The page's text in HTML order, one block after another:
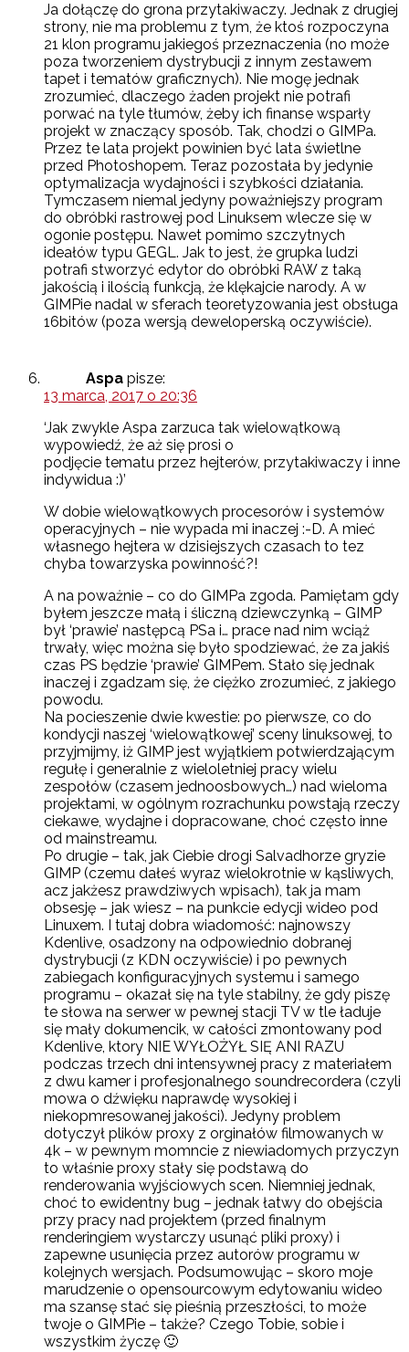
Ja dołączę do grona przytakiwaczy. Jednak z drugiej
strony, nie ma problemu z tym, że ktoś rozpoczyna
21 klon programu jakiegoś przeznaczenia (no może
poza tworzeniem dystrybucji z innym zestawem
tapet i tematów graficznych). Nie mogę jednak
zrozumieć, dlaczego żaden projekt nie potrafi
porwać na tyle tłumów, żeby ich finanse wsparły
projekt w znaczący sposób. Tak, chodzi o GIMPa.
Przez te lata projekt powinien być lata świetlne
przed Photoshopem. Teraz pozostała by jedynie
optymalizacja wydajności i szybkości działania.
Tymczasem niemal jedyny poważniejszy program
do obróbki rastrowej pod Linuksem wlecze się w
ogonie postępu. Nawet pomimo szczytnych
ideałów typu GEGL. Jak to jest, że grupka ludzi
potrafi stworzyć edytor do obróbki RAW z taką
jakością i ilością funkcją, że klękajcie narody. A w
GIMPie nadal w sferach teoretyzowania jest obsługa
16bitów (poza wersją deweloperską oczywiście).
Aspa pisze:
13 marca, 2017 o 20:36
‘Jak zwykle Aspa zarzuca tak wielowątkową
wypowiedź, że aż się prosi o
podjęcie tematu przez hejterów, przytakiwaczy i inne
indywidua :)’
W dobie wielowątkowych procesorów i systemów
operacyjnych – nie wypada mi inaczej :-D. A mieć
własnego hejtera w dzisiejszych czasach to tez
chyba towarzyska powinność?!
A na poważnie – co do GIMPa zgoda. Pamiętam gdy
byłem jeszcze małą i śliczną dziewczynką – GIMP
był ‘prawie’ następcą PSa i… prace nad nim wciąż
trwały, więc można się było spodziewać, że za jakiś
czas PS będzie ‘prawie’ GIMPem. Stało się jednak
inaczej i zgadzam się, że ciężko zrozumieć, z jakiego
powodu.
Na pocieszenie dwie kwestie: po pierwsze, co do
kondycji naszej ‘wielowątkowej’ sceny linuksowej, to
przyjmijmy, iż GIMP jest wyjątkiem potwierdzającym
regułę i generalnie z wieloletniej pracy wielu
zespołów (czasem jednoosbowych…) nad wieloma
projektami, w ogólnym rozrachunku powstają rzeczy
ciekawe, wydajne i dopracowane, choć często inne
od mainstreamu.
Po drugie – tak, jak Ciebie drogi Salvadhorze gryzie
GIMP (czemu dałeś wyraz wielokrotnie w kąsliwych,
acz jakżesz prawdziwych wpisach), tak ja mam
obsesję – jak wiesz – na punkcie edycji wideo pod
Linuxem. I tutaj dobra wiadomość: najnowszy
Kdenlive, osadzony na odpowiednio dobranej
dystrybucji (z KDN oczywiście) i po pewnych
zabiegach konfiguracyjnych systemu i samego
programu – okazał się na tyle stabilny, że gdy piszę
te słowa na serwer w pewnej stacji TV w tle ładuje
się mały dokumencik, w całości zmontowany pod
Kdenlive, ktory NIE WYŁOŻYŁ SIĘ ANI RAZU
podczas trzech dni intensywnej pracy z materiałem
z dwu kamer i profesjonalnego soundrecordera (czyli
mowa o dźwięku naprawdę wysokiej i
niekopmresowanej jakości). Jedyny problem
dotyczył plików proxy z orginałów filmowanych w
4k – w pewnym momncie z niewiadomych przyczyn
to właśnie proxy stały się podstawą do
renderowania wyjściowych scen. Niemniej jednak,
choć to ewidentny bug – jednak łatwy do obejścia
przy pracy nad projektem (przed finalnym
renderingiem wystarczy usunąć pliki proxy) i
zapewne usunięcia przez autorów programu w
kolejnych wersjach. Podsumowując – skoro moje
marudzenie o opensourcowym edytowaniu wideo
ma szansę stać się pieśnią przeszłości, to może
twoje o GIMPie – także? Czego Tobie, sobie i
wszystkim życzę 🙂